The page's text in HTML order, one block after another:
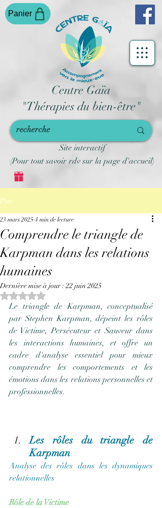
Centre Gaïa
"Thérapies du bien-être"
Panier
Site interactif
(Pour tout savoir rdv sur la page d'accueil)
Post
Comprendre le triangle de
Karpman dans les relations
humaines
23 mars 2025 4 min de lecture
Dernière mise à jour :22 juin 2025
Noté NaN étoiles sur 5.
Le triangle de Karpman, conceptualisé
par Stephen Karpman, dépeint les rôles
de Victime, Persécuteur et Sauveur dans
les interactions humaines, et offre un
cadre d'analyse essentiel pour mieux
comprendre les comportements et les
émotions dans les relations personnelles et
professionnelles.
Les rôles du triangle de
Karpman
Analyse des rôles dans les dynamiques
relationnelles
Rôle de la Victime